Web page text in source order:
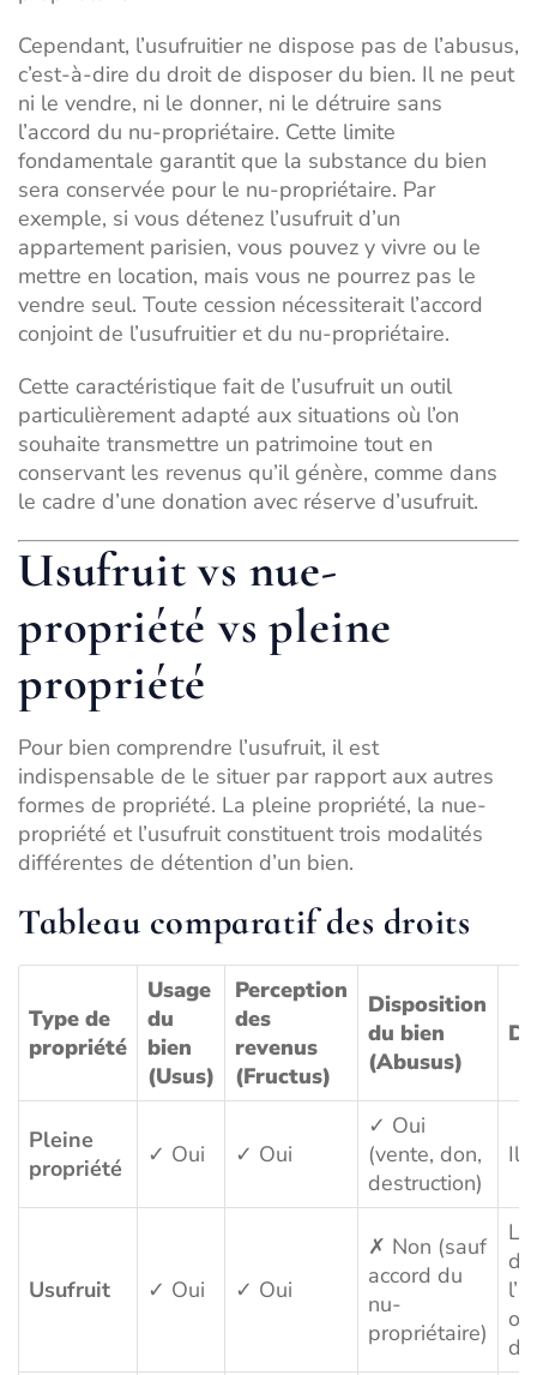
Cependant, l’usufruitier ne dispose pas de l’abusus,
c’est-à-dire du droit de disposer du bien. Il ne peut
ni le vendre, ni le donner, ni le détruire sans
l’accord du nu-propriétaire. Cette limite
fondamentale garantit que la substance du bien
sera conservée pour le nu-propriétaire. Par
exemple, si vous détenez l’usufruit d’un
appartement parisien, vous pouvez y vivre ou le
mettre en location, mais vous ne pourrez pas le
vendre seul. Toute cession nécessiterait l’accord
conjoint de l’usufruitier et du nu-propriétaire.
Cette caractéristique fait de l’usufruit un outil
particulièrement adapté aux situations où l’on
souhaite transmettre un patrimoine tout en
conservant les revenus qu’il génère, comme dans
le cadre d’une donation avec réserve d’usufruit.
Usufruit vs nue-
propriété vs pleine
propriété
Pour bien comprendre l’usufruit, il est
indispensable de le situer par rapport aux autres
formes de propriété. La pleine propriété, la nue-
propriété et l’usufruit constituent trois modalités
différentes de détention d’un bien.
Tableau comparatif des droits
Type de
propriété
Usage
du
bien
(Usus)
Perception
des
revenus
(Fructus)
Disposition
du bien
(Abusus)
Pleine
propriété
✓ Oui ✓ Oui
✓ Oui
(vente, don,
destruction)
Usufruit ✓ Oui ✓ Oui
✗ Non (sauf
accord du
nu-
propriétaire)
de